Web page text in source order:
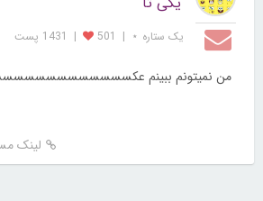
یک ستاره ⋆ |
501
| 1431 پست
من نمیتونم ببینم
لینک